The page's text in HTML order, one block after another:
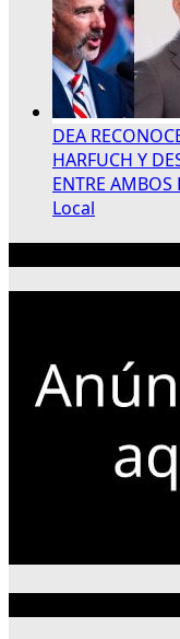
DEA
HARFUCH Y
ENTRE AMBOS
Local